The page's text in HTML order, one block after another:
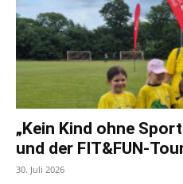
„Kein Kind ohne
und der FIT&FUN-
30. Juli 2026